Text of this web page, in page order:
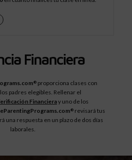
Financiera
®proporciona clases con
padres elegibles. Rellenar el
Financieray uno de los
® revisará tus
una respuesta en un plazo de dos días
laborales.